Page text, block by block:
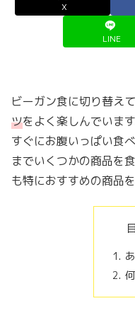
X
LINE
ビーガン食に切り替え
ツをよく楽しんでいま
すぐにお腹いっぱい食
までいくつかの商品を
も特におすすめの商品